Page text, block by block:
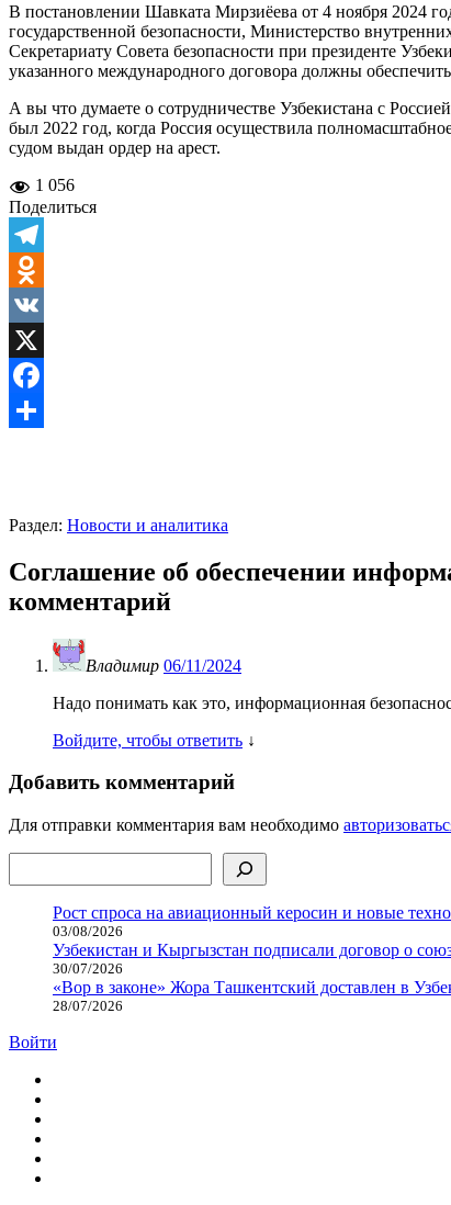
В постановлении Шавката Мирзиёева от 4 ноября 2024
государственной безопасности, Министерство
Секретариату Совета безопасности при президенте
указанного международного договора должны
А вы что думаете о сотрудничестве Узбекистана с
был 2022 год, когда Россия осуществила
судом выдан ордер на арест.
1 056
Поделиться
Telegram
Odnoklassniki
VK
X
Facebook
Раздел: Новости и аналитика
Соглашение об обеспечении
комментарий
Владимир 06/11/2024
Надо понимать как это, информационная
Войдите, чтобы ответить ↓
Добавить комментарий
Для отправки комментария вам необходимо
Рост спроса на авиационный керосин и новые
03/08/2026
Узбекистан и Кыргызстан подписали договор о
30/07/2026
«Вор в законе» Жора Ташкентский доставлен в
28/07/2026
Войти